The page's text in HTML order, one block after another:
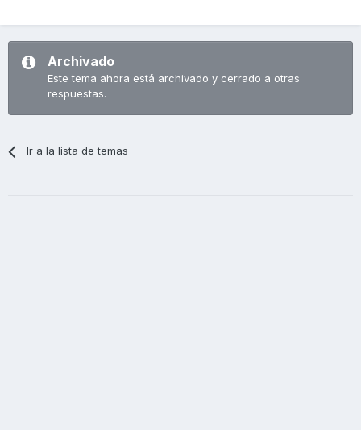
Archivado
Este tema ahora está archivado y cerrado a otras
respuestas.
Ir a la lista de temas